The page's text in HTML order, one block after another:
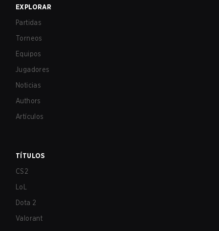
EXPLORAR
Partidas
Torneos
Equipos
Jugadores
Noticias
Authors
Artículos
TÍTULOS
CS2
LoL
Dota 2
Valorant